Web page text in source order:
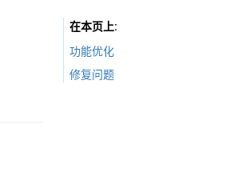
在本页上
功能优化
修复问题